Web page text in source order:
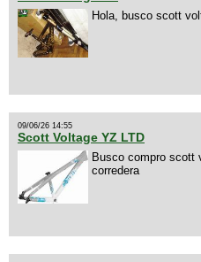
Hola, busco scott
09/06/26 14:55
Scott Voltage YZ LTD
Busco compro scott
corredera